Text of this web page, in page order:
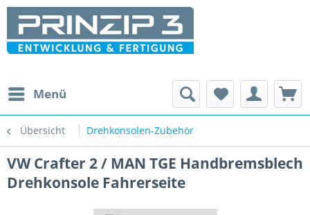
Menü
Übersicht Drehkonsolen-Zubehör
VW Crafter 2 / MAN TGE Handbremsblech
Drehkonsole Fahrerseite